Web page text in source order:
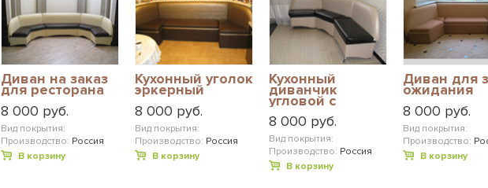
Диван на заказ
для ресторана
8 000 руб.
Вид покрытия:
Производство: Россия
В корзину
Кухонный уголок
эркерный
8 000 руб.
Вид покрытия:
Производство: Россия
В корзину
Кухонный
диванчик
угловой с
ящиками
8 000 руб.
Вид покрытия:
Производство: Россия
В корзину
Диван для
ожидания
8 000 руб.
Вид покрытия:
Производство:
В корзину